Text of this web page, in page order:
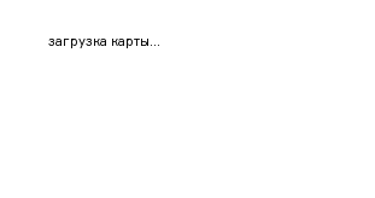
загрузка карты...